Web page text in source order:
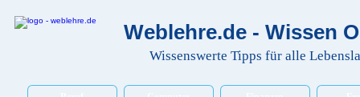
Weblehre.de - Wissen
Wissenswerte Tipps für alle